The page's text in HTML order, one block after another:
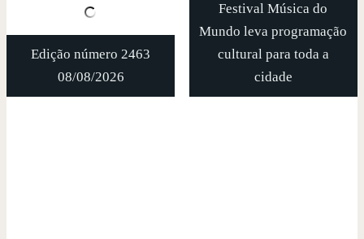
Edição número 2463
08/08/2026
Festival Música do
Mundo leva programação
cultural para toda a
cidade